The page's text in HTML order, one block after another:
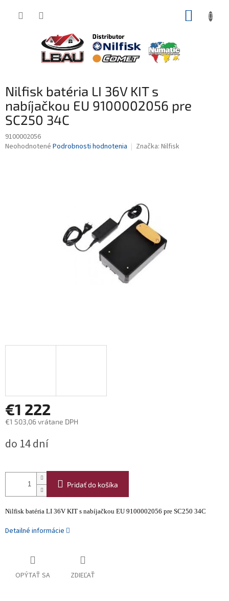
Nilfisk batéria LI 36V KIT s
nabíjačkou EU 9100002056 pre
SC250 34C
9100002056
Priemerné
Neohodnotené Podrobnosti hodnotenia Značka: Nilfisk
€1 222
€1 503,06 vrátane DPH
cena:
do 14 dní
Pridať do košíka
Nilfisk batéria LI 36V KIT s nabíjačkou EU 9100002056 pre SC250 34C
Detailné informácie
OPÝTAŤ SA ZDIEĽAŤ